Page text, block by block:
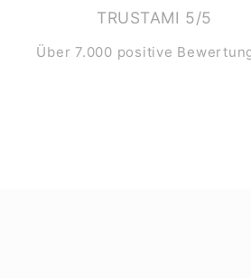
TRUSTAMI 5/5
Über 7.000 positive